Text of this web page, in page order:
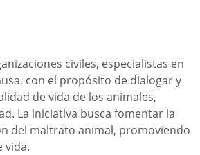
civiles, especialistas en
con el propósito de dialogar y
de vida de los animales,
La iniciativa busca fomentar la
del maltrato animal, promoviendo
vida.